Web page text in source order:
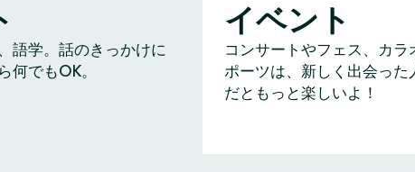
語学。話のきっかけに
何でもOK。
イベント
コンサートやフェス、カラ
ポーツは、新しく出会った
だともっと楽しいよ！